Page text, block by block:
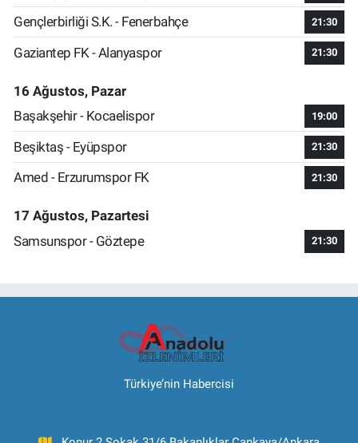
Gençlerbirliği S.K. - Fenerbahçe 21:30
Gaziantep FK - Alanyaspor 21:30
16 Ağustos, Pazar
Başakşehir - Kocaelispor
19:00
Beşiktaş - Eyüpspor 21:30
Amed - Erzurumspor FK 21:30
17 Ağustos, Pazartesi
Samsunspor - Göztepe
21:30
Türkiye’nin Habercisi